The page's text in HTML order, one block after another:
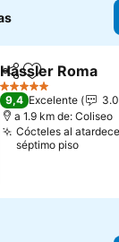
CompartirAgregar a
Hassler Roma
5 Estrellas
9,4 Excelente
a 1.9 km de: Coliseo
Cócteles al
séptimo piso